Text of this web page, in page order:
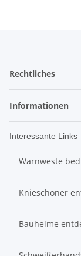
Rechtliches
Informationen
Interessante Links
Warnweste
Knieschoner
Bauhelme